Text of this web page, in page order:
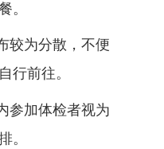
。
较为分散，不便
行前往。
参加体检者视为
。